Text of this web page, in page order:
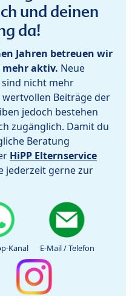
und deinen
da!
Jahren betreuen wir
mehr aktiv. Neue
nicht mehr
Beiträge der
jedoch bestehen
zugänglich. Damit du
Beratung
HiPP Elternservice
jederzeit gerne zur
Kanal E-Mail / Telefon